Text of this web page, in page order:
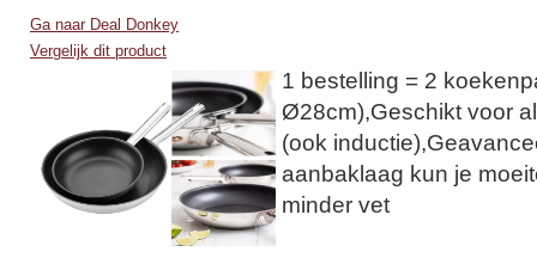
Ga naar Deal Donkey
Vergelijk dit product
1 bestelling = 2
Ø28cm),Geschikt voor
(ook
aanbaklaag kun je
minder vet